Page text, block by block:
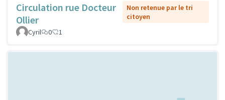
Circulation rue Docteur
Ollier
Non retenue par le tri
citoyen
Cyril
0 1